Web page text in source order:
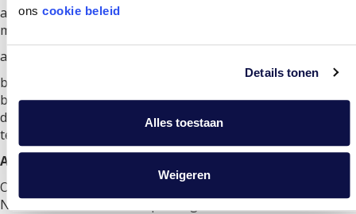
ons cookie beleid
Details tonen
Alles toestaan
Weigeren
administratiekosten, die bij deze worden gefixeerd op
minimaal € 25,00 exclusief BTW
alsmede
buitengerechtelijke incassokosten, welke 15% zullen
bedragen van het factuurbedrag te vermeerderen met de
daarover verschuldigde omzetbelasting, welke kosten
tenminste € 45,00 exclusief BTW bedragen.
ARTIKEL 6
Op de met het MRI Centrum gesloten overeenkomst(en) is
Nederlands recht van toepassing.